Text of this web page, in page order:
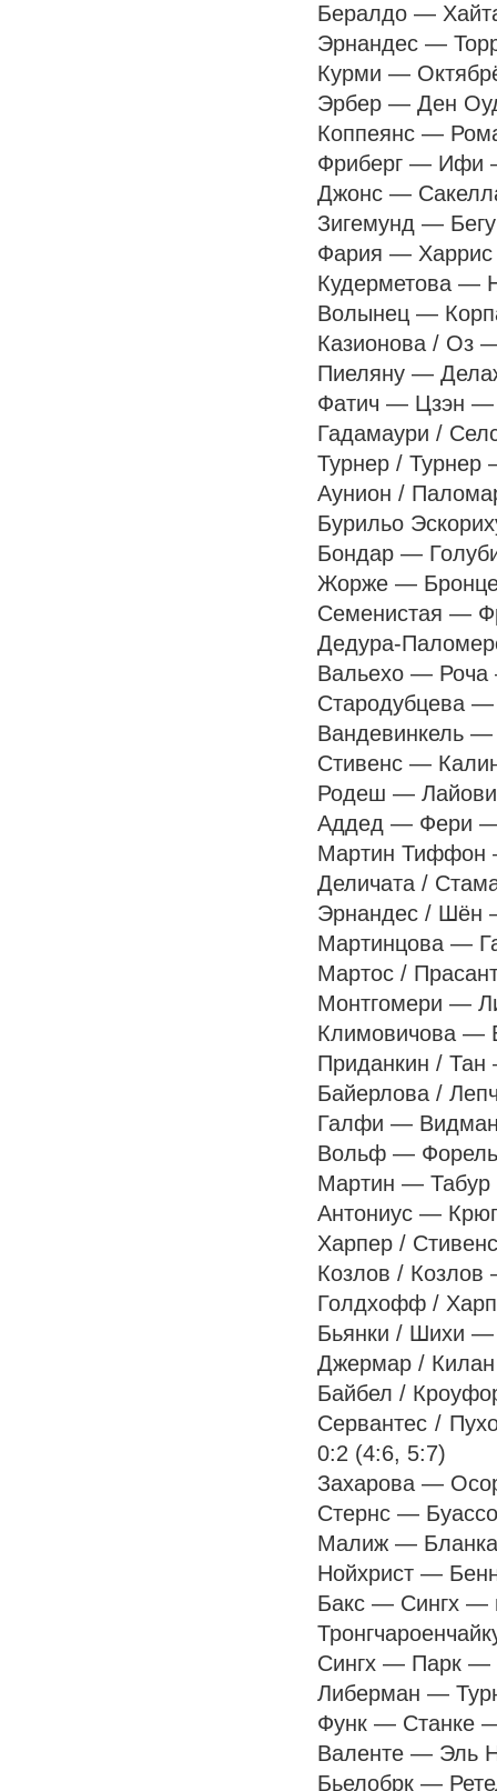
Бералдо —
Эрнандес —
Курми —
Эрбер — Ден
Коппеянс —
Фриберг — Ифи
Джонс —
Зигемунд —
Фария —
Кудерметова —
Волынец —
Казионова / Оз
Пиеляну —
Фатич — Цзэн —
Гадамаури /
Турнер /
Аунион /
Бурильо
Бондар —
Жорже —
Семенистая —
Дедура-
Вальехо —
Стародубцева
Вандевинкель
Стивенс —
Родеш —
Аддед — Фери —
Мартин Тиффон
Деличата /
Эрнандес / Шён
Мартинцова —
Мартос /
Монтгомери —
Климовичова —
Приданкин /
Байерлова /
Галфи —
Вольф —
Мартин — Табур
Антониус —
Харпер /
Козлов /
Голдхофф /
Бьянки / Шихи —
Джермар /
Байбел /
Сервантес /
0:2 (4:6, 5:7)
Захарова —
Стернс —
Малиж —
Нойхрист —
Бакс — Сингх —
Сингх — Парк —
Либерман —
Функ — Станке
Валенте — Эль
Бьелобрк —